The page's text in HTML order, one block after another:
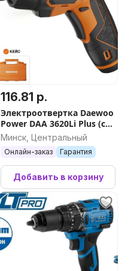
116.81 р.
Электроотвертка Daewoo
Power DAA 3620Li Plus (с
АКБ, кейс)
Минск, Центральный
Онлайн-заказ Гарантия
Добавить в корзину